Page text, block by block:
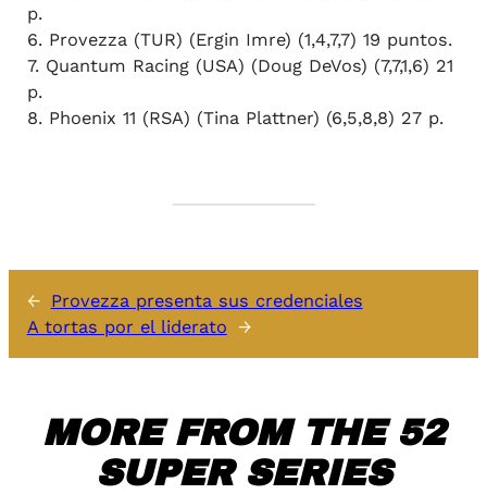
p.
6. Provezza (TUR) (Ergin Imre) (1,4,7,7) 19 puntos.
7. Quantum Racing (USA) (Doug DeVos) (7,7,1,6) 21
p.
8. Phoenix 11 (RSA) (Tina Plattner) (6,5,8,8) 27 p.
← Provezza presenta sus credenciales
A tortas por el liderato →
MORE FROM THE 52
SUPER SERIES